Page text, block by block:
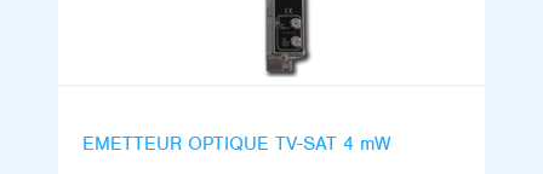
EMETTEUR OPTIQUE TV-SAT 4 mW